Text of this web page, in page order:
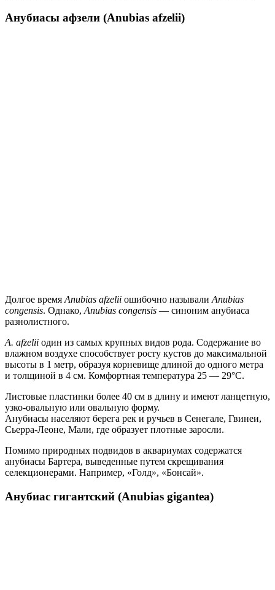
Анубиасы афзели (Anubias afzelii)
Долгое время Anubias afzelii ошибочно называли Anubias
congensis. Однако, Anubias congensis — синоним анубиаса
разнолистного.
A. afzelii один из самых крупных видов рода. Содержание во
влажном воздухе способствует росту кустов до максимальной
высоты в 1 метр, образуя корневище длиной до одного метра
и толщиной в 4 см. Комфортная температура 25 — 29°С.
Листовые пластинки более 40 см в длину и имеют ланцетную,
узко-овальную или овальную форму.
Анубиасы населяют берега рек и ручьев в Сенегале, Гвинеи,
Сьерра-Леоне, Мали, где образует плотные заросли.
Помимо природных подвидов в аквариумах содержатся
анубиасы Бартера, выведенные путем скрещивания
селекционерами. Например, «Голд», «Бонсай».
Анубиас гигантский (Anubias gigantea)